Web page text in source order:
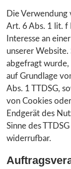
Die
Art. 6 Abs. 1 lit. f
Interesse an
unserer
abgefragt
auf Grundlage
Abs. 1 TTDSG,
von Cookies
Endgerät des
Sinne des
widerrufbar.